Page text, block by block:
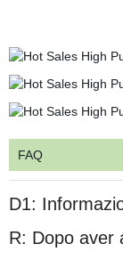
FAQ
D1:
R: Dopo aver